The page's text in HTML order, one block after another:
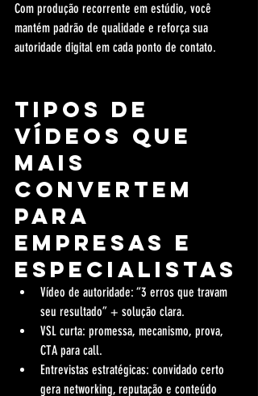
Com produção recorrente em estúdio, você
mantém padrão de qualidade e reforça sua
autoridade digital em cada ponto de contato.
Tipos de
vídeos que
mais
convertem
para
empresas e
especialistas
Vídeo de autoridade: “3 erros que travam
seu resultado” + solução clara.
VSL curta: promessa, mecanismo, prova,
CTA para call.
Entrevistas estratégicas: convidado certo
gera networking, reputação e conteúdo